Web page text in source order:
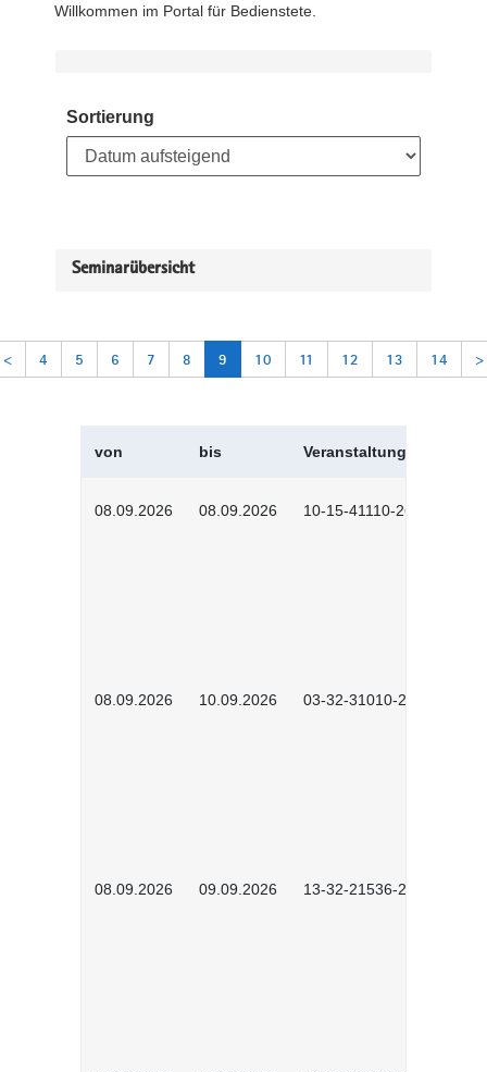
Willkommen im Portal für Bedienstete.
Sortierung
Seminarübersicht
< 4 5 6 7 8 9 10 11 12 13 14 >
von bis Veranstaltungskürzel
08.09.2026 08.09.2026 10-15-41110-2602
08.09.2026 10.09.2026 03-32-31010-2606
08.09.2026 09.09.2026 13-32-21536-2601